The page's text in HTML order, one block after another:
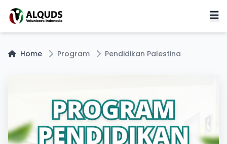
Home Program Pendidikan Palestina